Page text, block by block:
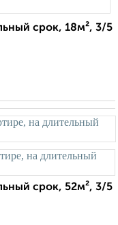
срок, 18м², 3/5
срок, 52м², 3/5